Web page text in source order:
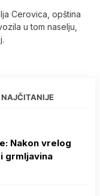
Cerovica, opština
u tom naselju,
NAJČITANIJE
Nakon vrelog
grmljavina